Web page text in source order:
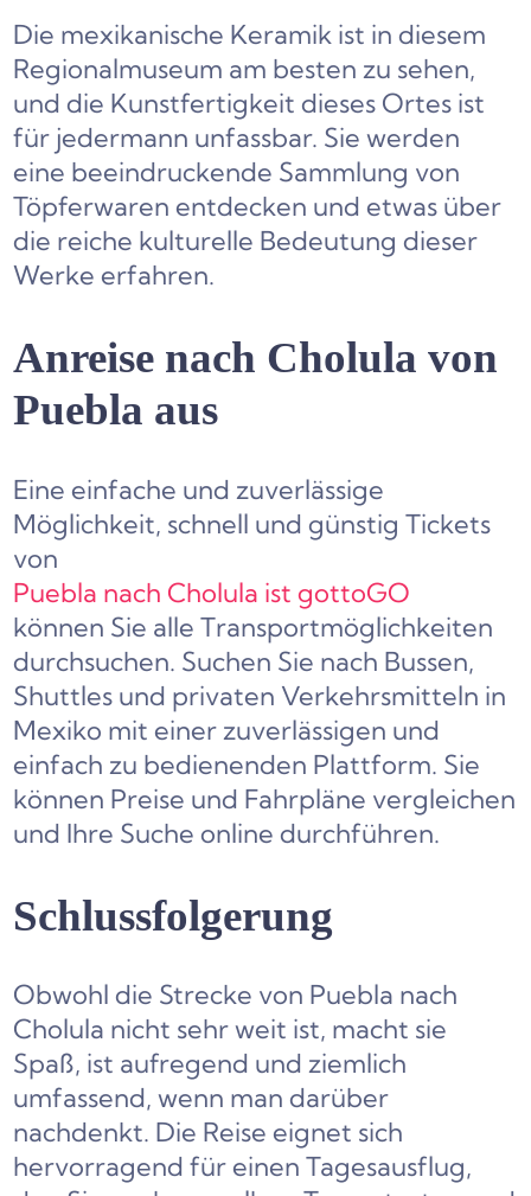
Die mexikanische Keramik ist in diesem
Regionalmuseum am besten zu sehen,
und die Kunstfertigkeit dieses Ortes ist
für jedermann unfassbar. Sie werden
eine beeindruckende Sammlung von
Töpferwaren entdecken und etwas über
die reiche kulturelle Bedeutung dieser
Werke erfahren.
Anreise nach Cholula von
Puebla aus
Eine einfache und zuverlässige
Möglichkeit, schnell und günstig Tickets
von
Puebla nach Cholula ist gottoGO
können Sie alle Transportmöglichkeiten
durchsuchen. Suchen Sie nach Bussen,
Shuttles und privaten Verkehrsmitteln in
Mexiko mit einer zuverlässigen und
einfach zu bedienenden Plattform. Sie
können Preise und Fahrpläne vergleichen
und Ihre Suche online durchführen.
Schlussfolgerung
Obwohl die Strecke von Puebla nach
Cholula nicht sehr weit ist, macht sie
Spaß, ist aufregend und ziemlich
umfassend, wenn man darüber
nachdenkt. Die Reise eignet sich
hervorragend für einen Tagesausflug,